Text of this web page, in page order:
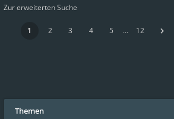
Zur erweiterten Suche
1 2 3 4 5 … 12
Themen